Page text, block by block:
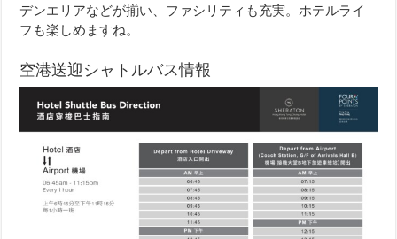
デンエリアなどが揃い、ファシリティも充実。ホテルライ
フも楽しめますね。
空港送迎シャトルバス情報